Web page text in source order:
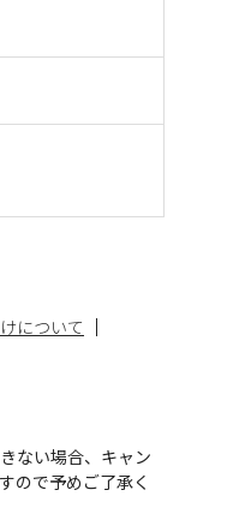
について
ない場合、キャン
ので予めご了承く